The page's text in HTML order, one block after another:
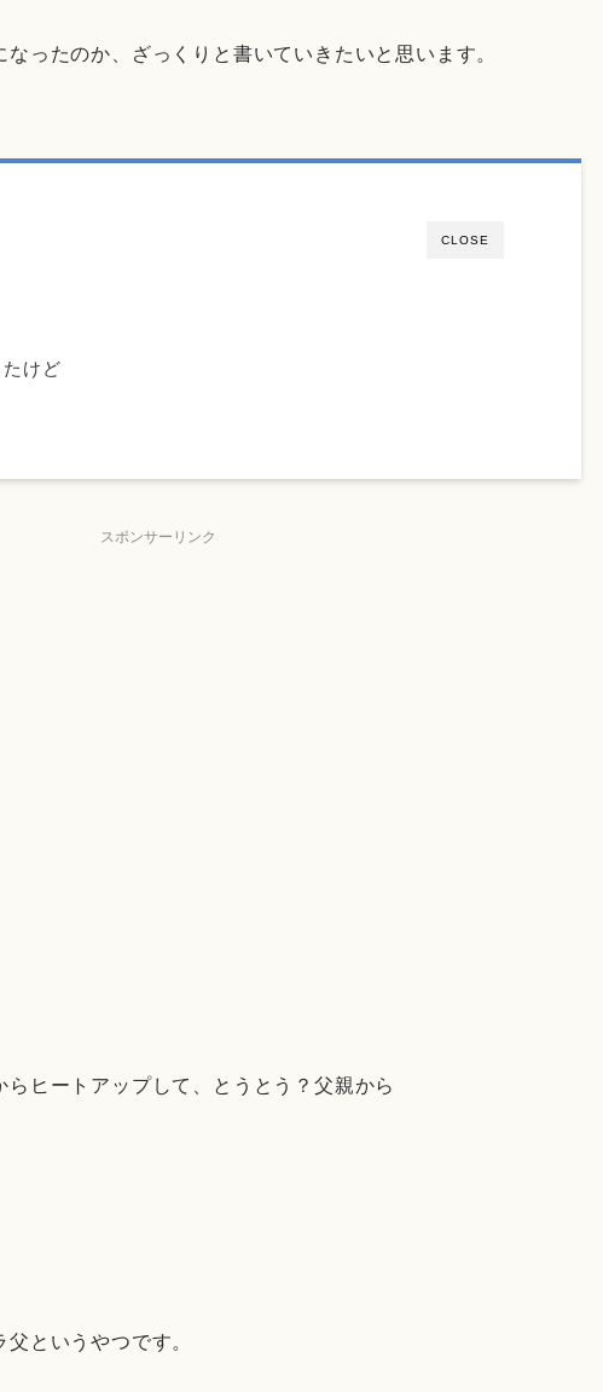
ったのか、ざっくりと書いていきたいと思います。
CLOSE
けど
スポンサーリンク
ヒートアップして、とうとう？父親から
というやつです。